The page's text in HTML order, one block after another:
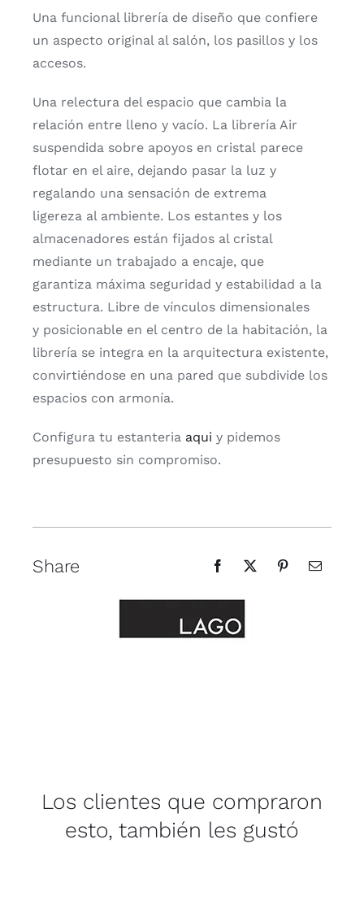
Una funcional librería de diseño que confiere
un aspecto original al salón, los pasillos y los
accesos.
Una relectura del espacio que cambia la
relación entre lleno y vacío. La librería Air
suspendida sobre apoyos en cristal parece
flotar en el aire, dejando pasar la luz y
regalando una sensación de extrema
ligereza al ambiente. Los estantes y los
almacenadores están fijados al cristal
mediante un trabajado a encaje, que
garantiza máxima seguridad y estabilidad a la
estructura. Libre de vínculos dimensionales
y posicionable en el centro de la habitación, la
librería se integra en la arquitectura existente,
convirtiéndose en una pared que subdivide los
espacios con armonía.
Configura tu estanteria aqui y pidemos
presupuesto sin compromiso.
Share
Los clientes que compraron
esto, también les gustó